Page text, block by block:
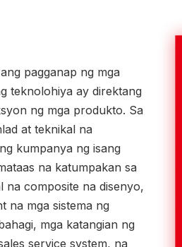
pagganap ng mga
teknolohiya ay direktang
ng mga produkto. Sa
at teknikal na
kumpanya ng isang
na katumpakan sa
na composite na disenyo,
na mga sistema ng
mga katangian ng
service system, na